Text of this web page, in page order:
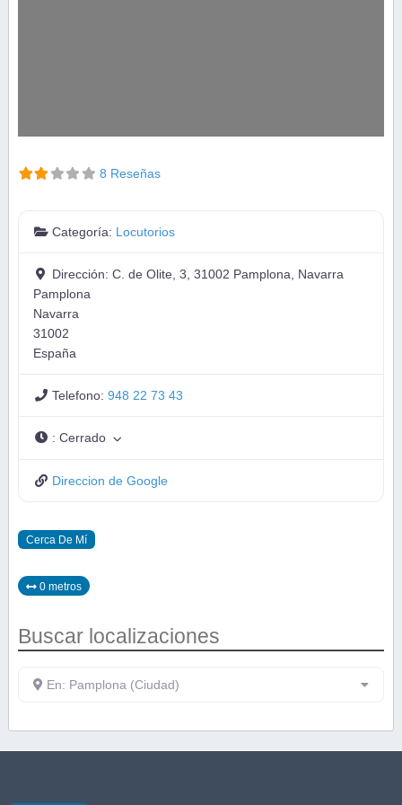
8 Reseñas
Categoría: Locutorios
Dirección:C. de Olite, 3, 31002 Pamplona, Navarra
Pamplona
Navarra
31002
España
Telefono:948 22 73 43
:Cerrado
Direccion de Google
Cerca De Mí
0 metros
Buscar localizaciones
En: Pamplona (Ciudad)